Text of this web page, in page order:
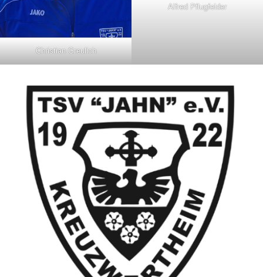
Christian Greulich
Alfred Pflugfelder